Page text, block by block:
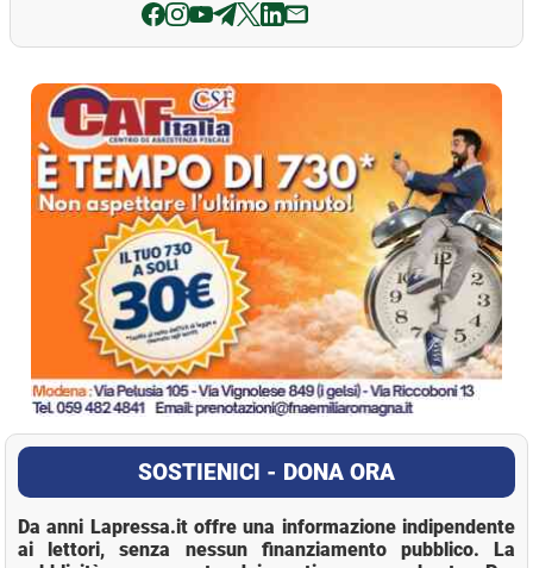
La Pressa
SOSTIENICI - DONA ORA
Da anni Lapressa.it offre una informazione indipendente
ai lettori, senza nessun finanziamento pubblico. La